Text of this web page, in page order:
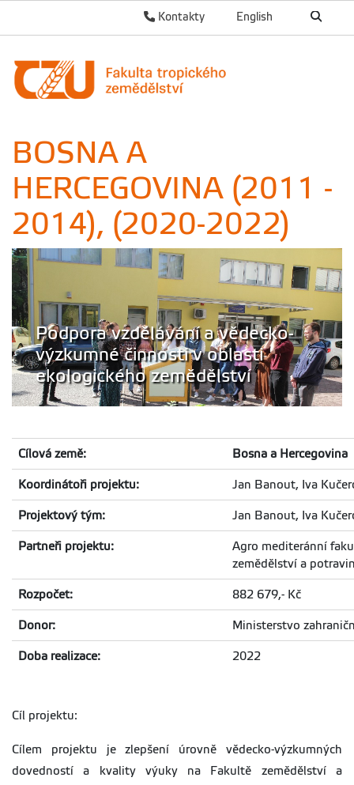
English
Kontakty
BOSNA A
HERCEGOVINA (2011 -
2014), (2020-2022)
Podpora vzdělávání a vědecko-
výzkumné činnosti v oblasti
ekologického zemědělství
Cílová země: Bosna a Hercegovina
Koordinátoři projektu: Jan Banout, Iva
Projektový tým: Jan Banout, Iva
Partneři projektu:
Agro mediteránní
zemědělství a
Rozpočet: 882 679,- Kč
Donor: Ministerstvo
Doba realizace: 2022
Cíl projektu:
Cílem projektu je zlepšení úrovně vědecko-výzkumných
dovedností a kvality výuky na Fakultě zemědělství a